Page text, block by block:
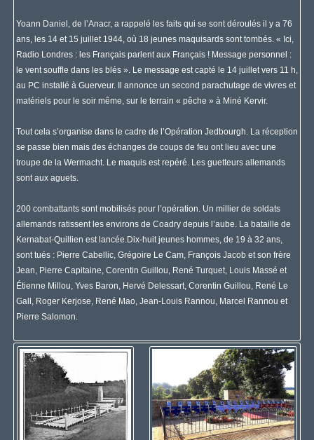
Yoann Daniel, de l’Anacr, a rappelé les faits qui se sont déroulés il y a 76
ans, les 14 et 15 juillet 1944, où 18 jeunes maquisards sont tombés. « Ici,
Radio Londres : les Français parlent aux Français ! Message personnel :
le vent souffle dans les blés ». Le message est capté le 14 juillet vers 11 h,
au PC installé à Guerveur. Il annonce un second parachutage de vivres et
matériels pour le soir même, sur le terrain « pêche » à Miné Kervir.
Tout cela s’organise dans le cadre de l’Opération Jedbourgh. La réception
se passe bien mais des échanges de coups de feu ont lieu avec une
troupe de la Wermacht. Le maquis est repéré. Les guetteurs allemands
sont aux aguets.
200 combattants sont mobilisés pour l’opération. Un millier de soldats
allemands ratissent les environs de Coadry depuis l’aube. La bataille de
Kernabat-Quillien est lancée.Dix-huit jeunes hommes, de 19 à 32 ans,
sont tués : Pierre Cabellic, Grégoire Le Cam, François Jacob et son frère
Jean, Pierre Capitaine, Corentin Guillou, René Turquet, Louis Massé et
Étienne Millou, Yves Baron, Hervé Delessart, Corentin Guillou, René Le
Gall, Roger Kerjose, René Mao, Jean-Louis Rannou, Marcel Rannou et
Pierre Salomon.